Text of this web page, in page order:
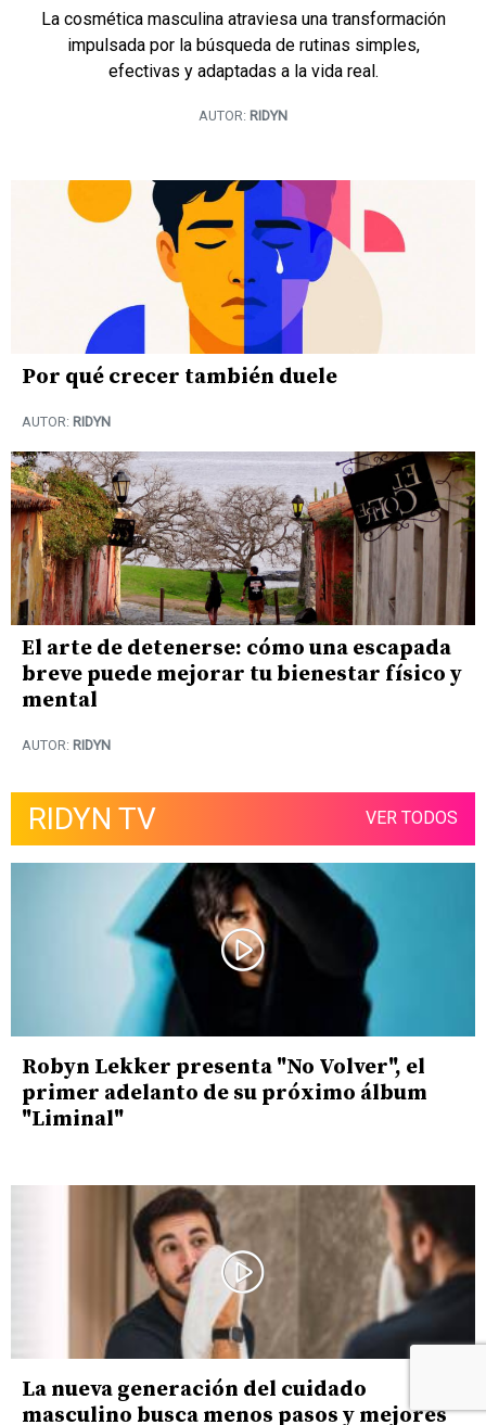
Por qué crecer también duele
AUTOR: RIDYN
El arte de detenerse: cómo una escapada
breve puede mejorar tu bienestar físico y
mental
AUTOR: RIDYN
La cosmética masculina atraviesa una transformación
impulsada por la búsqueda de rutinas simples,
efectivas y adaptadas a la vida real.
AUTOR: RIDYN
RIDYN TV VER TODOS
Robyn Lekker presenta "No Volver", el
primer adelanto de su próximo álbum
"Liminal"
La nueva generación del cuidado
masculino busca menos pasos y mejores